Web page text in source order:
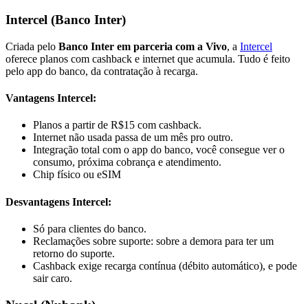
Intercel (Banco Inter)
Criada pelo Banco Inter em parceria com a Vivo, a Intercel
oferece planos com cashback e internet que acumula. Tudo é feito
pelo app do banco, da contratação à recarga.
Vantagens Intercel:
Planos a partir de R$15 com cashback.
Internet não usada passa de um mês pro outro.
Integração total com o app do banco, você consegue ver o
consumo, próxima cobrança e atendimento.
Chip físico ou eSIM
Desvantagens Intercel:
Só para clientes do banco.
Reclamações sobre suporte: sobre a demora para ter um
retorno do suporte.
Cashback exige recarga contínua (débito automático), e pode
sair caro.